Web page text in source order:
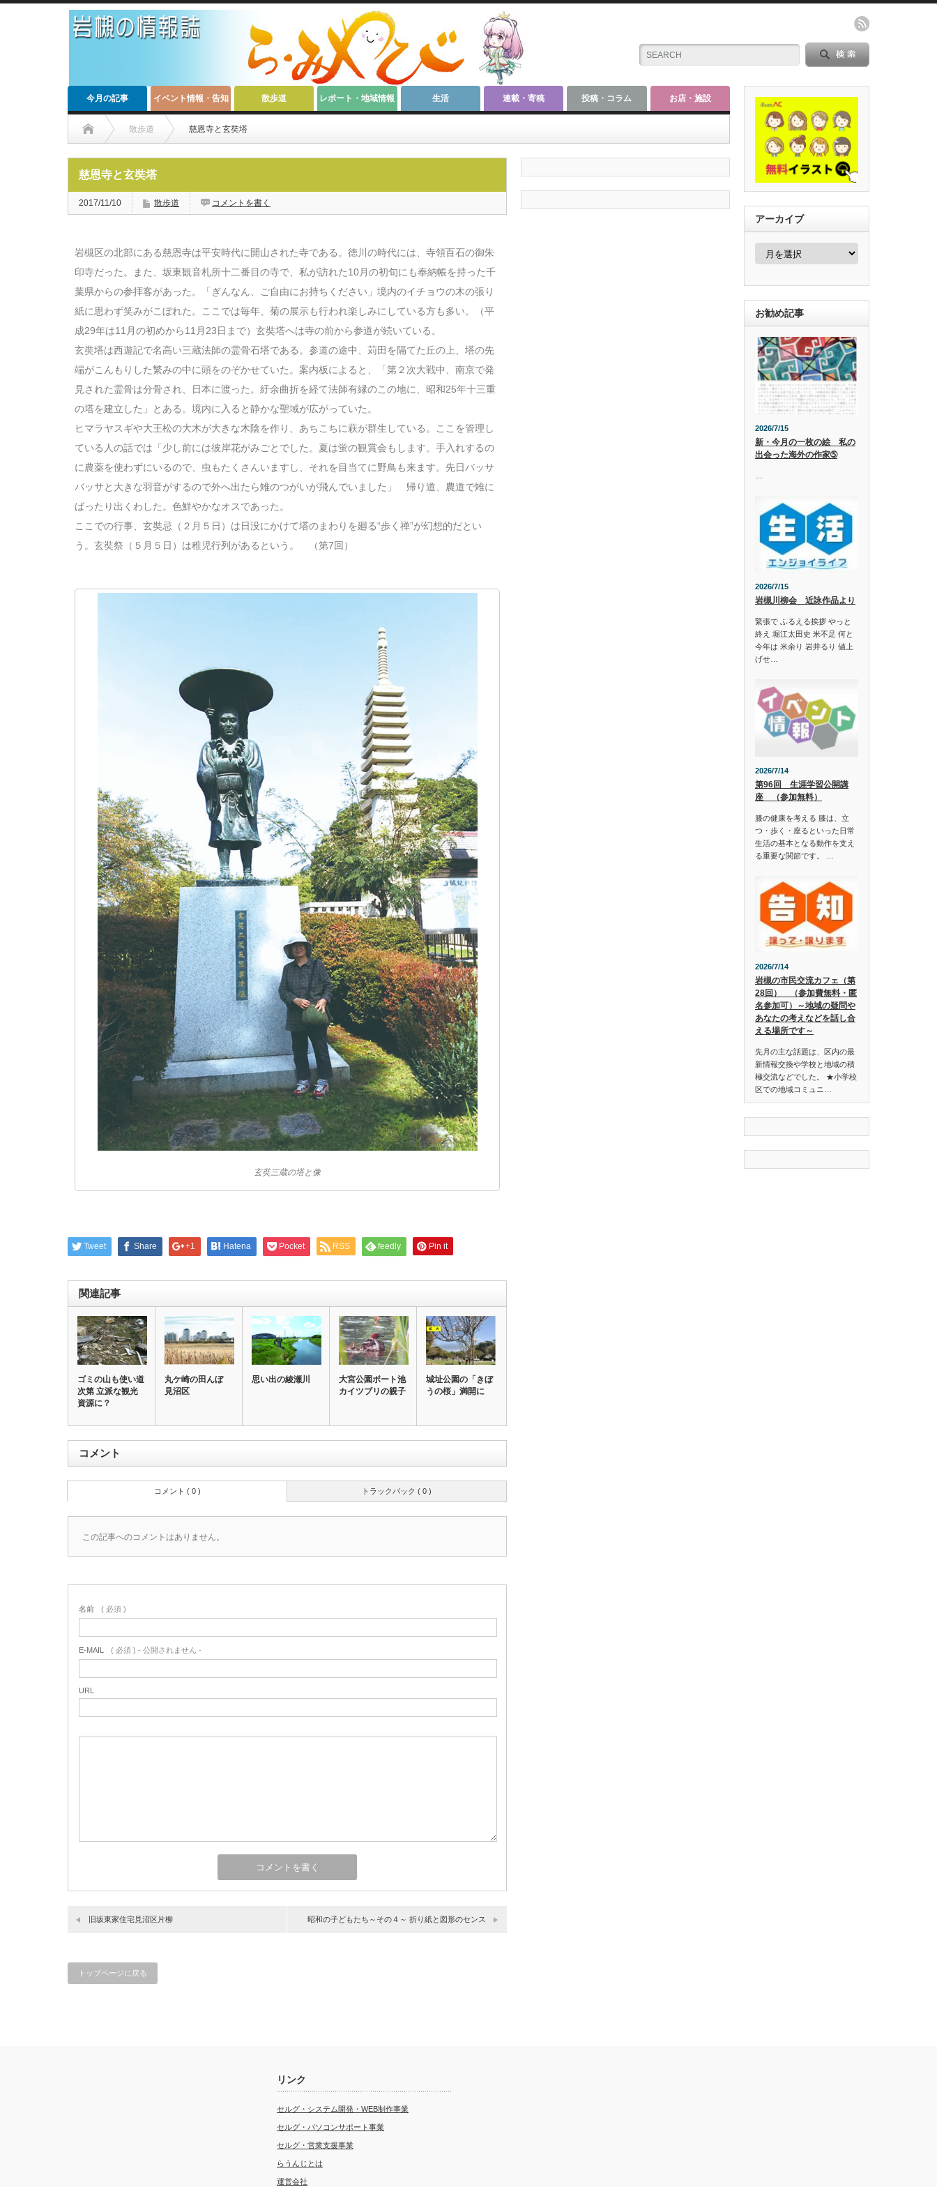
今月の記事 イベント情報・告知 散歩道 レポート・地域情報 生活 連載・寄稿 投稿・コラム お店・施設
散歩道 慈恩寺と玄奘塔
慈恩寺と玄奘塔
2017/11/10 散歩道 コメントを書く
岩槻区の北部にある慈恩寺は平安時代に開山された寺である。徳川の時代には、寺領百石の御朱
印寺だった。また、坂東観音札所十二番目の寺で、私が訪れた10月の初旬にも奉納帳を持った千
葉県からの参拝客があった。「ぎんなん、ご自由にお持ちください」境内のイチョウの木の張り
紙に思わず笑みがこぼれた。ここでは毎年、菊の展示も行われ楽しみにしている方も多い。（平
成29年は11月の初めから11月23日まで）玄奘塔へは寺の前から参道が続いている。
玄奘塔は西遊記で名高い三蔵法師の霊骨石塔である。参道の途中、苅田を隔てた丘の上、塔の先
端がこんもりした繁みの中に頭をのぞかせていた。案内板によると、「第２次大戦中、南京で発
見された霊骨は分骨され、日本に渡った。紆余曲折を経て法師有縁のこの地に、昭和25年十三重
の塔を建立した」とある。境内に入ると静かな聖域が広がっていた。
ヒマラヤスギや大王松の大木が大きな木陰を作り、あちこちに萩が群生している。ここを管理し
ている人の話では「少し前には彼岸花がみごとでした。夏は蛍の観賞会もします。手入れするの
に農薬を使わずにいるので、虫もたくさんいますし、それを目当てに野鳥も来ます。先日バッサ
バッサと大きな羽音がするので外へ出たら雉のつがいが飛んでいました」 帰り道、農道で雉に
ばったり出くわした。色鮮やかなオスであった。
ここでの行事、玄奘忌（２月５日）は日没にかけて塔のまわりを廻る“歩く禅”が幻想的だとい
う。玄奘祭（５月５日）は稚児行列があるという。 （第7回）
玄奘三蔵の塔と像
Tweet Share +1 Hatena Pocket RSS feedly Pin it
関連記事
ゴミの山も使い道
次第 立派な観光
資源に？
丸ケ崎の田んぼ
見沼区
思い出の綾瀬川
大宮公園ボート池
カイツブリの親子
城址公園の「きぼ
うの桜」満開に
コメント
トラックバック ( 0 )
コメント ( 0 )
この記事へのコメントはありません。
名前 ( 必須 )
E-MAIL ( 必須 ) - 公開されません -
URL
旧坂東家住宅見沼区片柳 昭和の子どもたち～その４～ 折り紙と図形のセンス
トップページに戻る
アーカイブ
お勧め記事
2026/7/15
新・今月の一枚の絵 私の
出会った海外の作家➄
2026/7/15
岩槻川柳会 近詠作品より
緊張で ふるえる挨拶 やっと
終え 堀江太田史 米不足 何と
今年は 米余り 岩井るり 値上
げせ…
2026/7/14
第96回 生涯学習公開講
座 （参加無料）
膝の健康を考える 膝は、立
つ・歩く・座るといった日常
生活の基本となる動作を支え
る重要な関節です。 …
2026/7/14
岩槻の市民交流カフェ（第
28回） （参加費無料・匿
名参加可）～地域の疑問や
あなたの考えなどを話し合
える場所です～
先月の主な話題は、区内の最
新情報交換や学校と地域の積
極交流などでした。 ★小学校
区での地域コミュニ…
リンク
セルグ・システム開発・WEB制作事業
セルグ・パソコンサポート事業
セルグ・営業支援事業
らうんじとは
運営会社